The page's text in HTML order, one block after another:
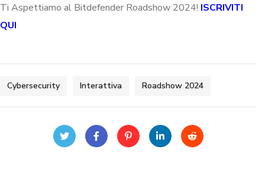
Ti Aspettiamo al Bitdefender Roadshow 2024! ISCRIVITI
QUI
Cybersecurity Interattiva Roadshow 2024